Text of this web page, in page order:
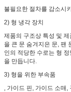
불필요한 절차를 감소시
2) 형 냉각 장치
제품의 구조상 특성 및
을 큰 문 숨겨지은 문, 팬
인의 적당한 수로는 형
을 만듭니다.
3) 형을 위한 부속품
, 가이드 핀, 가이드 소매